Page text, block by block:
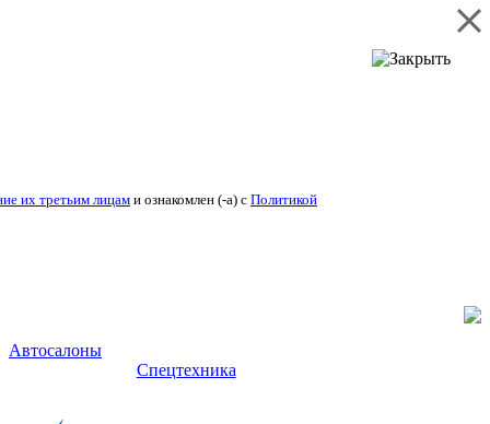
их третьим лицами ознакомлен (-а) cПолитикой конфиденциальности